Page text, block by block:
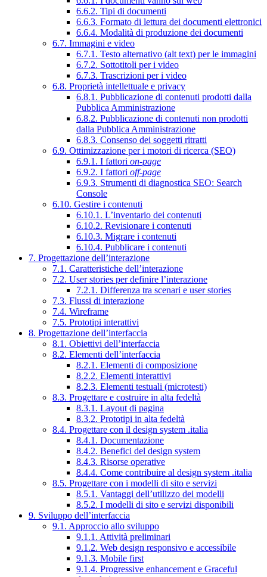
6.6.2. Tipi di documenti
6.6.3. Formato di lettura dei documenti elettronici
6.6.4. Modalità di produzione dei documenti
6.7. Immagini e video
6.7.1. Testo alternativo (alt text) per le immagini
6.7.2. Sottotitoli per i video
6.7.3. Trascrizioni per i video
6.8. Proprietà intellettuale e privacy
6.8.1. Pubblicazione di contenuti prodotti dalla
Pubblica Amministrazione
6.8.2. Pubblicazione di contenuti non prodotti
dalla Pubblica Amministrazione
6.8.3. Consenso dei soggetti ritratti
6.9. Ottimizzazione per i motori di ricerca (SEO)
6.9.1. I fattori on-page
6.9.2. I fattori off-page
6.9.3. Strumenti di diagnostica SEO: Search
Console
6.10. Gestire i contenuti
6.10.1. L’inventario dei contenuti
6.10.2. Revisionare i contenuti
6.10.3. Migrare i contenuti
6.10.4. Pubblicare i contenuti
7. Progettazione dell’interazione
7.1. Caratteristiche dell’interazione
7.2. User stories per definire l’interazione
7.2.1. Differenza tra scenari e user stories
7.3. Flussi di interazione
7.4. Wireframe
7.5. Prototipi interattivi
8. Progettazione dell’interfaccia
8.1. Obiettivi dell’interfaccia
8.2. Elementi dell’interfaccia
8.2.1. Elementi di composizione
8.2.2. Elementi interattivi
8.2.3. Elementi testuali (microtesti)
8.3. Progettare e costruire in alta fedeltà
8.3.1. Layout di pagina
8.3.2. Prototipi in alta fedeltà
8.4. Progettare con il design system .italia
8.4.1. Documentazione
8.4.2. Benefici del design system
8.4.3. Risorse operative
8.4.4. Come contribuire al design system .italia
8.5. Progettare con i modelli di sito e servizi
8.5.1. Vantaggi dell’utilizzo dei modelli
8.5.2. I modelli di sito e servizi disponibili
9. Sviluppo dell’interfaccia
9.1. Approccio allo sviluppo
9.1.1. Attività preliminari
9.1.2. Web design responsivo e accessibile
9.1.3. Mobile first
9.1.4. Progressive enhancement e Graceful